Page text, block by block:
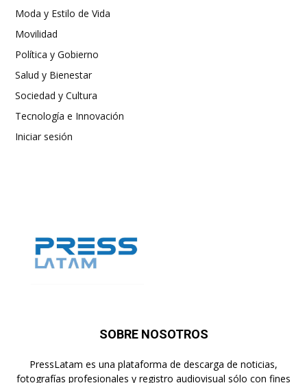
Moda y Estilo de Vida
Movilidad
Política y Gobierno
Salud y Bienestar
Sociedad y Cultura
Tecnología e Innovación
Iniciar sesión
SOBRE NOSOTROS
PressLatam es una plataforma de descarga de noticias,
fotografías profesionales y registro audiovisual sólo con fines